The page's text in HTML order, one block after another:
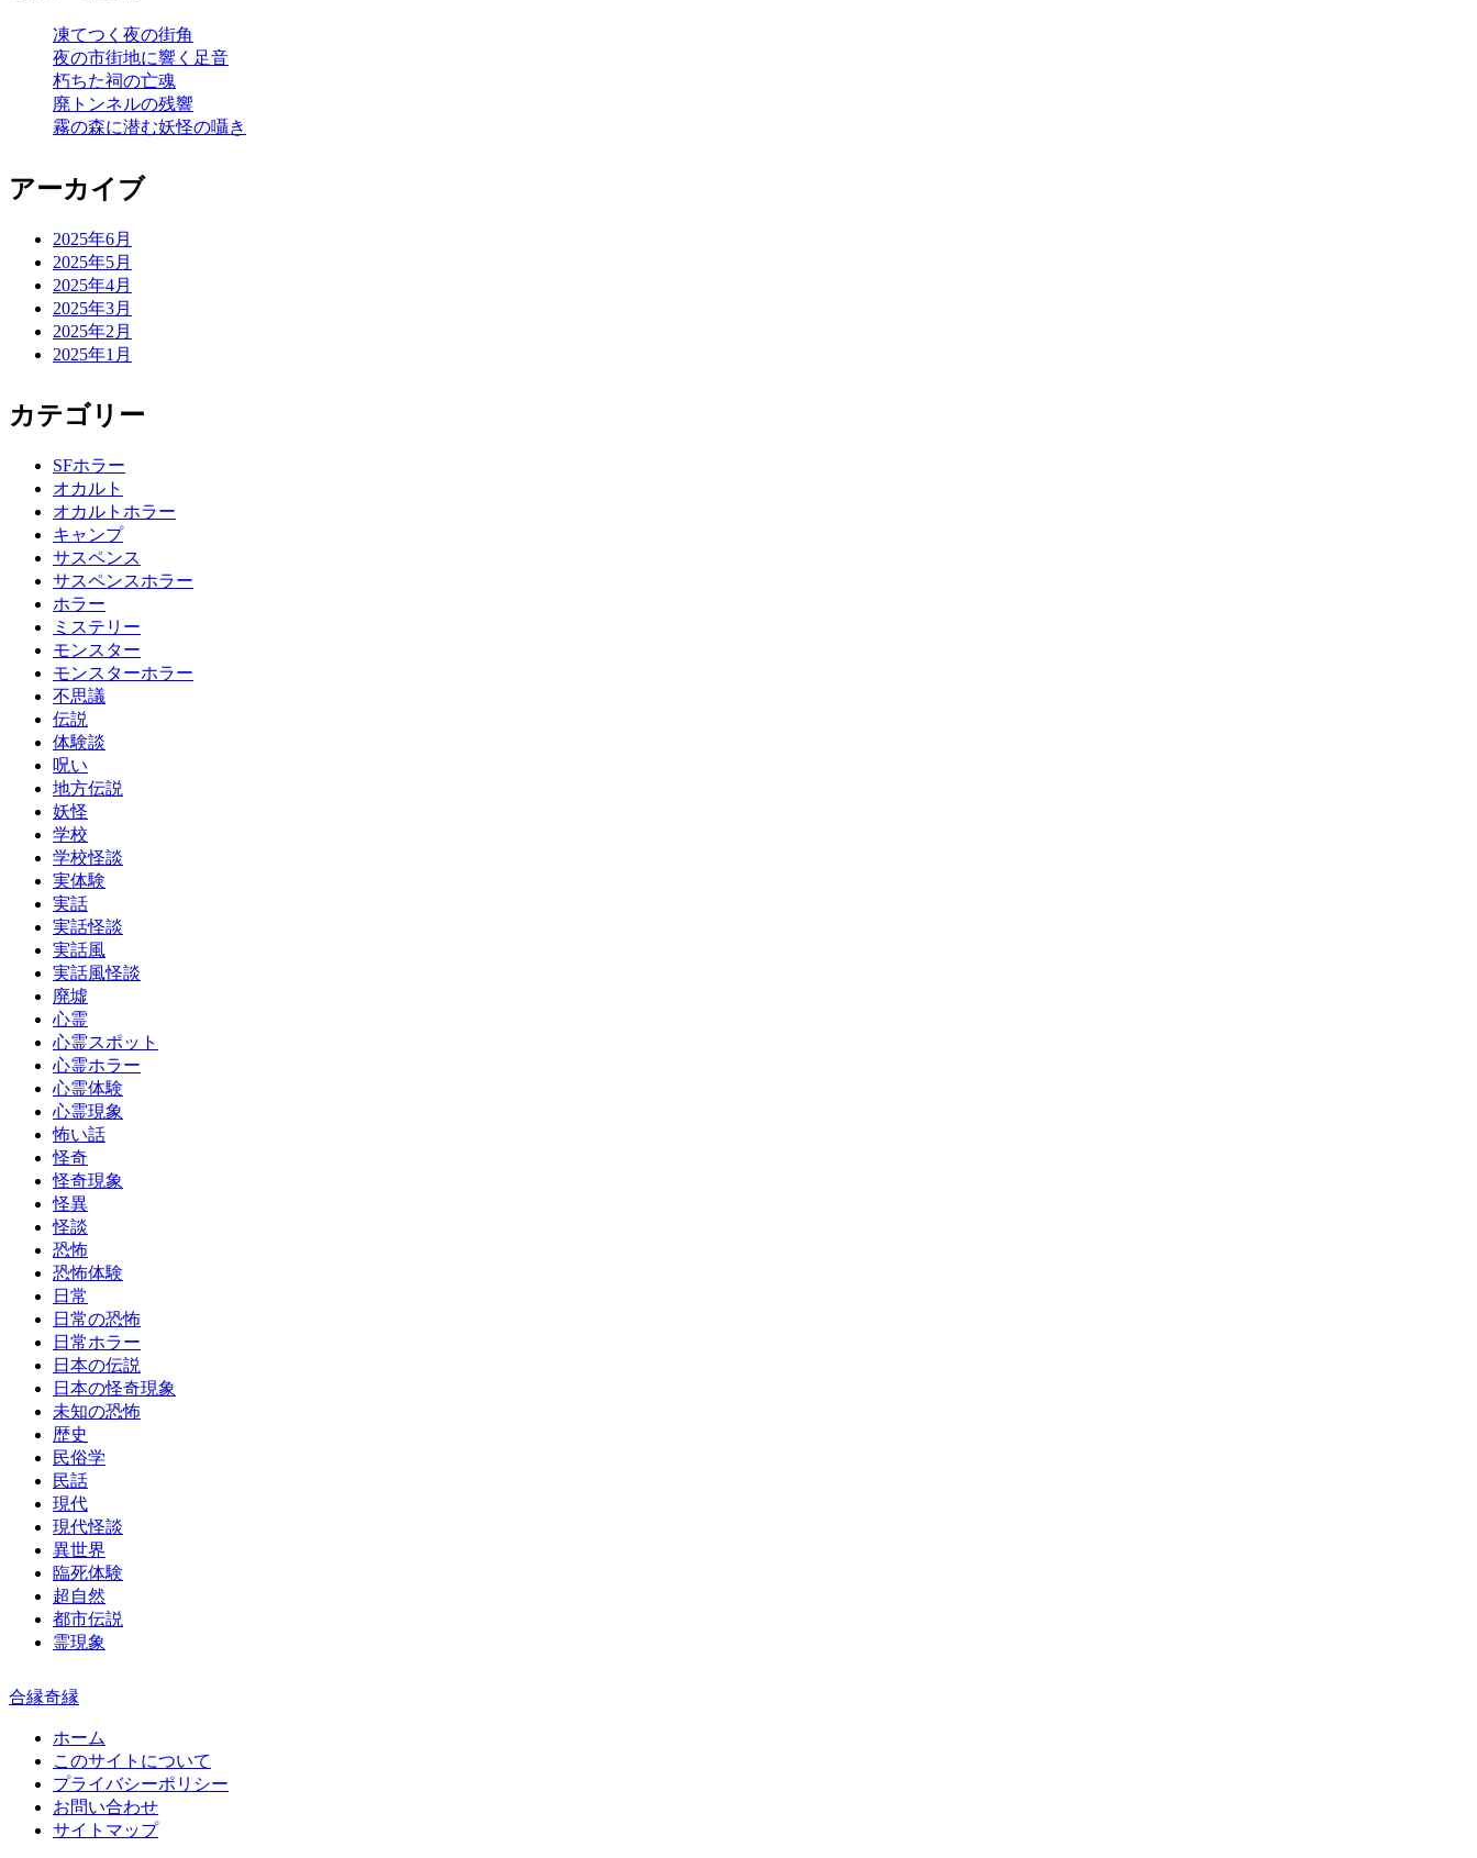
凍てつく夜の街角
夜の市街地に響く足音
朽ちた祠の亡魂
廃トンネルの残響
霧の森に潜む妖怪の囁き
アーカイブ
2025年6月
2025年5月
2025年4月
2025年3月
2025年2月
2025年1月
カテゴリー
SFホラー
オカルト
オカルトホラー
キャンプ
サスペンス
サスペンスホラー
ホラー
ミステリー
モンスター
モンスターホラー
不思議
伝説
体験談
呪い
地方伝説
妖怪
学校
学校怪談
実体験
実話
実話怪談
実話風
実話風怪談
廃墟
心霊
心霊スポット
心霊ホラー
心霊体験
心霊現象
怖い話
怪奇
怪奇現象
怪異
怪談
恐怖
恐怖体験
日常
日常の恐怖
日常ホラー
日本の伝説
日本の怪奇現象
未知の恐怖
歴史
民俗学
民話
現代
現代怪談
異世界
臨死体験
超自然
都市伝説
霊現象
合縁奇縁
ホーム
このサイトについて
プライバシーポリシー
お問い合わせ
サイトマップ